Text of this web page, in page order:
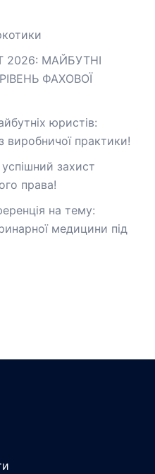
2026: МАЙБУТНІ
ФАХОВОЇ
юристів:
виробничої практики!
захист
права!
на тему:
медицини під